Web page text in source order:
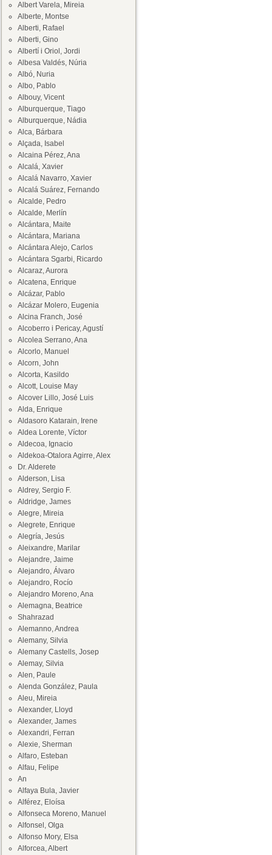
Albert Varela, Mireia
Alberte, Montse
Alberti, Rafael
Alberti, Gino
Albertí i Oriol, Jordi
Albesa Valdés, Núria
Albó, Nuria
Albo, Pablo
Albouy, Vicent
Alburquerque, Tiago
Alburquerque, Nádia
Alca, Bárbara
Alçada, Isabel
Alcaina Pérez, Ana
Alcalá, Xavier
Alcalá Navarro, Xavier
Alcalá Suárez, Fernando
Alcalde, Pedro
Alcalde, Merlín
Alcántara, Maite
Alcántara, Mariana
Alcántara Alejo, Carlos
Alcántara Sgarbi, Ricardo
Alcaraz, Aurora
Alcatena, Enrique
Alcázar, Pablo
Alcázar Molero, Eugenia
Alcina Franch, José
Alcoberro i Pericay, Agustí
Alcolea Serrano, Ana
Alcorlo, Manuel
Alcorn, John
Alcorta, Kasildo
Alcott, Louise May
Alcover Lillo, José Luis
Alda, Enrique
Aldasoro Katarain, Irene
Aldea Lorente, Víctor
Aldecoa, Ignacio
Aldekoa-Otalora Agirre, Alex
Dr. Alderete
Alderson, Lisa
Aldrey, Sergio F.
Aldridge, James
Alegre, Mireia
Alegrete, Enrique
Alegría, Jesús
Aleixandre, Marilar
Alejandre, Jaime
Alejandro, Álvaro
Alejandro, Rocío
Alejandro Moreno, Ana
Alemagna, Beatrice
Shahrazad
Alemanno, Andrea
Alemany, Silvia
Alemany Castells, Josep
Alemay, Silvia
Alen, Paule
Alenda González, Paula
Aleu, Mireia
Alexander, Lloyd
Alexander, James
Alexandri, Ferran
Alexie, Sherman
Alfaro, Esteban
Alfau, Felipe
An
Alfaya Bula, Javier
Alférez, Eloísa
Alfonseca Moreno, Manuel
Alfonsel, Olga
Alfonso Mory, Elsa
Alforcea, Albert